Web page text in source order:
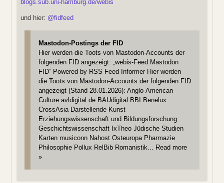
blogs.sub.uni-hamburg.de/webis
und hier: @fidfeed
Mastodon-Postings der FID
Hier werden die Toots von Mastodon-Accounts der
folgenden FID angezeigt: „webis-Feed Mastodon
FID“ Powered by RSS Feed Informer Hier werden
die Toots von Mastodon-Accounts der folgenden FID
angezeigt (Stand 28.01.2026): Anglo-American
Culture avldigital.de BAUdigital BBI Benelux
CrossAsia Darstellende Kunst
Erziehungswissenschaft und Bildungsforschung
Geschichtswissenschaft IxTheo Jüdische Studien
Karten musiconn Nahost Osteuropa Pharmazie
Philosophie Pollux RelBib Romanistik... Read more
»